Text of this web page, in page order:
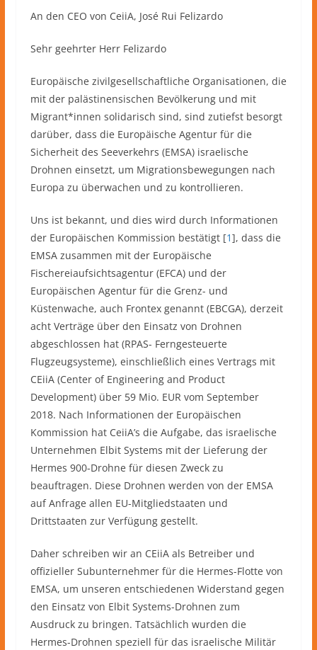
An den CEO von CeiiA, José Rui Felizardo
Sehr geehrter Herr Felizardo
Europäische zivilgesellschaftliche Organisationen, die
mit der palästinensischen Bevölkerung und mit
Migrant*innen solidarisch sind, sind zutiefst besorgt
darüber, dass die Europäische Agentur für die
Sicherheit des Seeverkehrs (EMSA) israelische
Drohnen einsetzt, um Migrationsbewegungen nach
Europa zu überwachen und zu kontrollieren.
Uns ist bekannt, und dies wird durch Informationen
der Europäischen Kommission bestätigt [1], dass die
EMSA zusammen mit der Europäische
Fischereiaufsichtsagentur (EFCA) und der
Europäischen Agentur für die Grenz- und
Küstenwache, auch Frontex genannt (EBCGA), derzeit
acht Verträge über den Einsatz von Drohnen
abgeschlossen hat (RPAS- Ferngesteuerte
Flugzeugsysteme), einschließlich eines Vertrags mit
CEiiA (Center of Engineering and Product
Development) über 59 Mio. EUR vom September
2018. Nach Informationen der Europäischen
Kommission hat CeiiA’s die Aufgabe, das israelische
Unternehmen Elbit Systems mit der Lieferung der
Hermes 900-Drohne für diesen Zweck zu
beauftragen. Diese Drohnen werden von der EMSA
auf Anfrage allen EU-Mitgliedstaaten und
Drittstaaten zur Verfügung gestellt.
Daher schreiben wir an CEiiA als Betreiber und
offizieller Subunternehmer für die Hermes-Flotte von
EMSA, um unseren entschiedenen Widerstand gegen
den Einsatz von Elbit Systems-Drohnen zum
Ausdruck zu bringen. Tatsächlich wurden die
Hermes-Drohnen speziell für das israelische Militär